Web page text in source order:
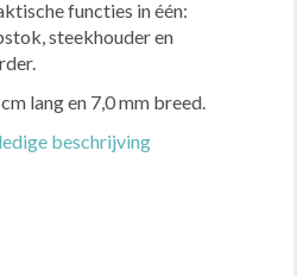
functies in één:
steekhouder en
lang en 7,0 mm breed.
beschrijving